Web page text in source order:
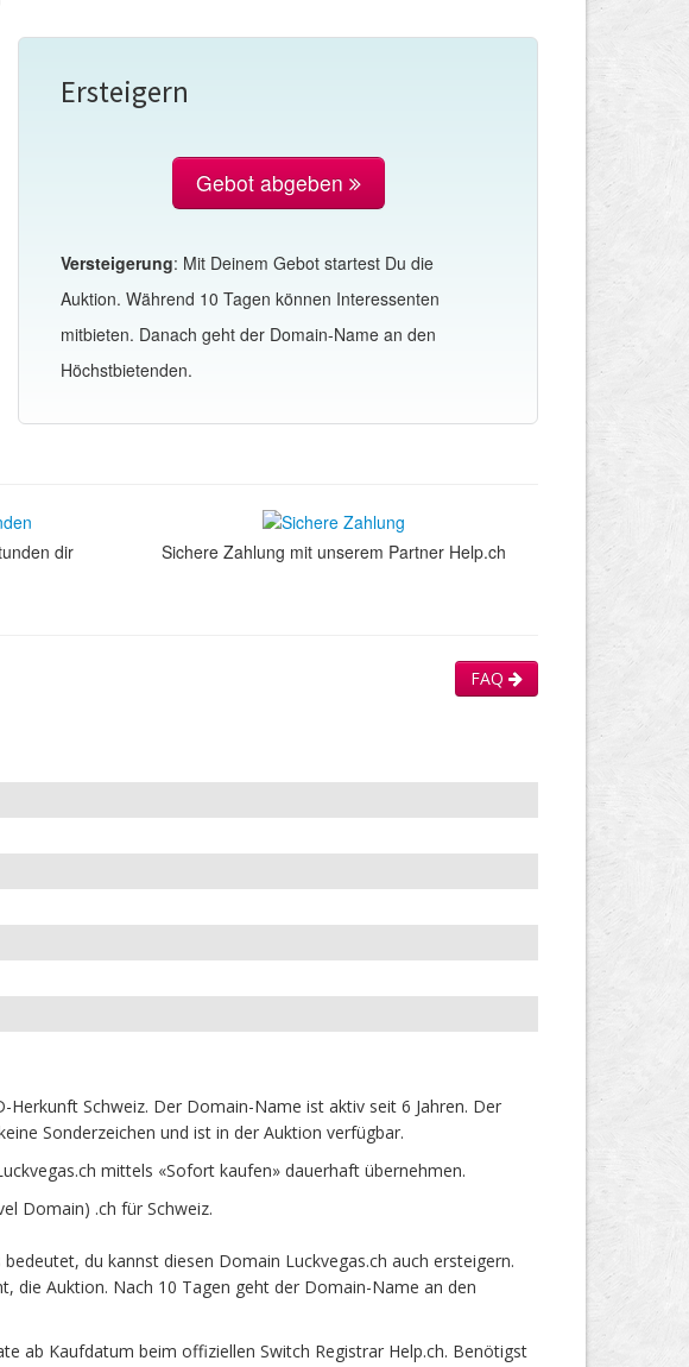
Ersteigern
Gebot abgeben
Versteigerung: Mit Deinem Gebot startest Du die
Auktion. Während 10 Tagen können Interessenten
mitbieten. Danach geht der Domain-Name an den
Höchstbietenden.
dir
Sichere Zahlung mit unserem Partner Help.ch
FAQ
Schweiz. Der Domain-Name ist aktiv seit 6 Jahren. Der
Sonderzeichen und ist in der Auktion verfügbar.
mittels «Sofort kaufen» dauerhaft übernehmen.
Domain) .ch für Schweiz.
du kannst diesen Domain Luckvegas.ch auch ersteigern.
die Auktion. Nach 10 Tagen geht der Domain-Name an den
ab Kaufdatum beim offiziellen Switch Registrar Help.ch. Benötigst